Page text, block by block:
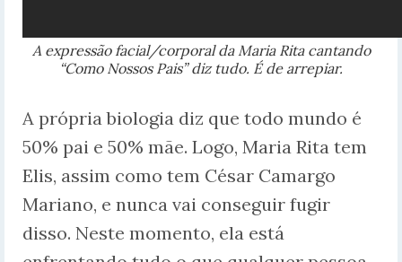
A expressão facial/corporal da Maria Rita cantando
“Como Nossos Pais” diz tudo. É de arrepiar.
A própria biologia diz que todo mundo é
50% pai e 50% mãe. Logo, Maria Rita tem
Elis, assim como tem César Camargo
Mariano, e nunca vai conseguir fugir
disso. Neste momento, ela está